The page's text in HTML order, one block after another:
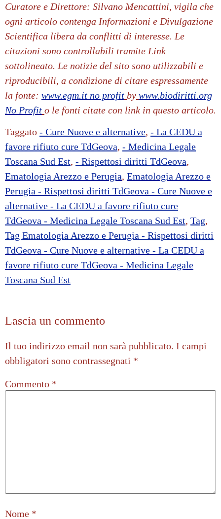
Curatore e Direttore: Silvano Mencattini, vigila che
ogni articolo contenga Informazioni e Divulgazione
Scientifica libera da conflitti di interesse. Le
citazioni sono controllabili tramite Link
sottolineato. Le notizie del sito sono utilizzabili e
riproducibili, a condizione di citare espressamente
la fonte: www.egm.it no profit by www.biodiritti.org
No Profit o le fonti citate con link in questo articolo.
Taggato - Cure Nuove e alternative, - La CEDU a
favore rifiuto cure TdGeova, - Medicina Legale
Toscana Sud Est, - Rispettosi diritti TdGeova,
Ematologia Arezzo e Perugia, Ematologia Arezzo e
Perugia - Rispettosi diritti TdGeova - Cure Nuove e
alternative - La CEDU a favore rifiuto cure
TdGeova - Medicina Legale Toscana Sud Est, Tag,
Tag Ematologia Arezzo e Perugia - Rispettosi diritti
TdGeova - Cure Nuove e alternative - La CEDU a
favore rifiuto cure TdGeova - Medicina Legale
Toscana Sud Est
Lascia un commento
Il tuo indirizzo email non sarà pubblicato. I campi
obbligatori sono contrassegnati *
Commento *
Nome *